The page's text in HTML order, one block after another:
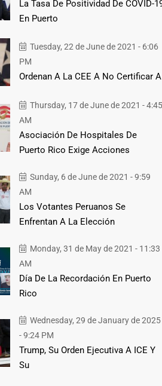
La Tasa De Positividad De COVID-
En Puerto
Tuesday, 22 de June de 2021 - 6:06
PM
Ordenan A La CEE A No Certificar A
Thursday, 17 de June de 2021 - 4:45
AM
Asociación De Hospitales De
Puerto Rico Exige Acciones
Sunday, 6 de June de 2021 - 9:59
AM
Los Votantes Peruanos Se
Enfrentan A La Elección
Monday, 31 de May de 2021 - 11:33
AM
Día De La Recordación En Puerto
Rico
Wednesday, 29 de January de 2025
- 9:24 PM
Trump, Su Orden Ejecutiva A ICE Y
Su